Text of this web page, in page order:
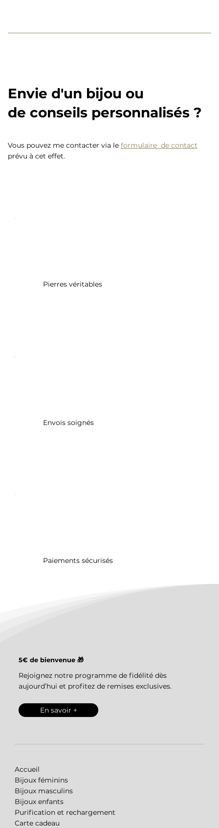
Envie d'un bijou ou
de conseils personnalisés ?
Vous pouvez me contacter via le formulaire de contact
prévu à cet effet.
Pierres véritables
Envois soignés
Paiements sécurisés
5€ de bienvenue 🎁
Rejoignez notre programme de fidélité dès
aujourd’hui et profitez de remises exclusives.
En savoir +
Accueil
Bijoux féminins
Bijoux masculins
Bijoux enfants
Purification et rechargement
Carte cadeau